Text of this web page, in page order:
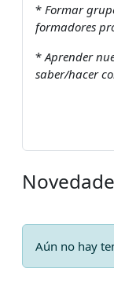
* Formar
formadores
* Aprender
saber/hacer
Aún no hay